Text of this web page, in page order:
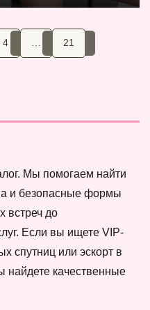
4 21
Мы помогаем найти
и безопасные формы
встреч до
Если вы ищете VIP-
спутниц или эскорт в
найдете качественные